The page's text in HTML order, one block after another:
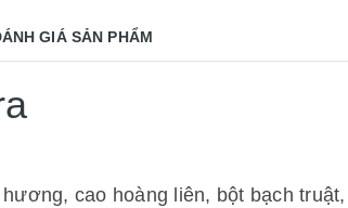
GIÁ SẢN PHẨM
cao hoàng liên, bột bạch